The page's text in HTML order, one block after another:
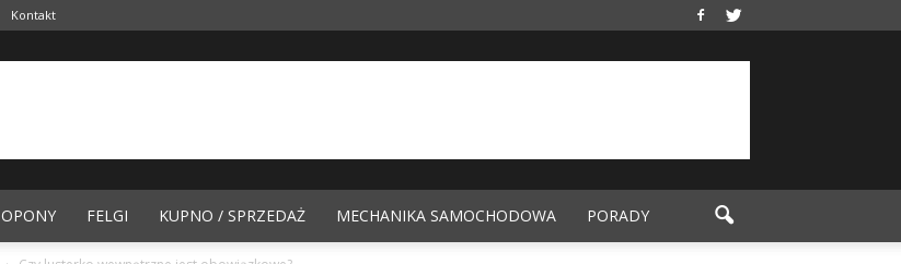
Kontakt
OPONY FELGI KUPNO / SPRZEDAŻ MECHANIKA SAMOCHODOWA PORADY